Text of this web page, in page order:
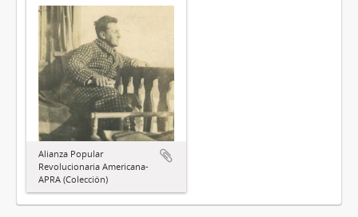
Alianza Popular
Revolucionaria Americana-
APRA (Colección)